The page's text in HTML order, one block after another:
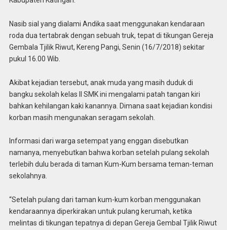
Nasib sial yang dialami Andika saat menggunakan kendaraan
roda dua tertabrak dengan sebuah truk, tepat di tikungan Gereja
Gembala Tjilik Riwut, Kereng Pangi, Senin (16/7/2018) sekitar
pukul 16.00 Wib.
Akibat kejadian tersebut, anak muda yang masih duduk di
bangku sekolah kelas II SMK ini mengalami patah tangan kiri
bahkan kehilangan kaki kanannya. Dimana saat kejadian kondisi
korban masih mengunakan seragam sekolah.
Informasi dari warga setempat yang enggan disebutkan
namanya, menyebutkan bahwa korban setelah pulang sekolah
terlebih dulu berada di taman Kum-Kum bersama teman-teman
sekolahnya.
“Setelah pulang dari taman kum-kum korban menggunakan
kendaraannya diperkirakan untuk pulang kerumah, ketika
melintas di tikungan tepatnya di depan Gereja Gembal Tjilik Riwut